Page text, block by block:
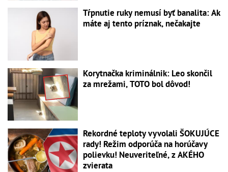
Tŕpnutie ruky nemusí byť banalita: Ak
máte aj tento príznak, nečakajte
Korytnačka kriminálnik: Leo skončil
za mrežami, TOTO bol dôvod!
Rekordné teploty vyvolali ŠOKUJÚCE
rady! Režim odporúča na horúčavy
polievku! Neuveriteľné, z AKÉHO
zvierata